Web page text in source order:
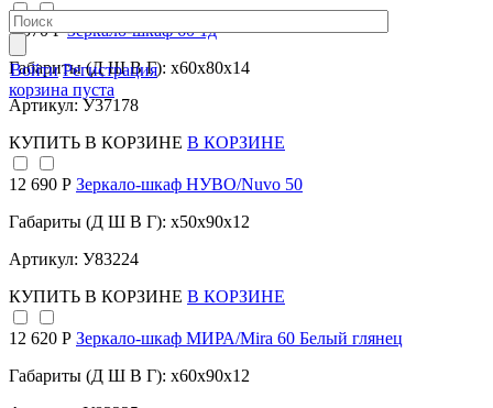
Войти Регистрация
корзина пуста
9 570 РЗеркало-шкаф 60 1д
Габариты (Д Ш В Г): x60x80x14
Артикул: У37178
КУПИТЬ В КОРЗИНЕ В КОРЗИНЕ
12 690 Р Зеркало-шкаф НУВО/Nuvo 50
Габариты (Д Ш В Г): x50x90x12
Артикул: У83224
КУПИТЬ В КОРЗИНЕ В КОРЗИНЕ
12 620 Р Зеркало-шкаф МИРА/Mira 60 Белый глянец
Габариты (Д Ш В Г): x60x90x12